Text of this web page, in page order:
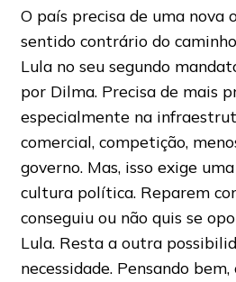
O país precisa de uma nova
sentido contrário do
Lula no seu segundo
por Dilma. Precisa de mais
especialmente na
comercial, competição,
governo. Mas, isso exige
cultura política. Reparem
conseguiu ou não quis se
Lula. Resta a outra
necessidade. Pensando